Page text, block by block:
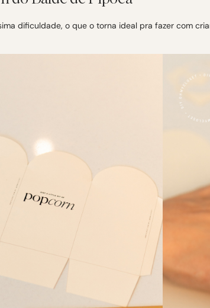
dificuldade, o que o torna ideal pra fazer com